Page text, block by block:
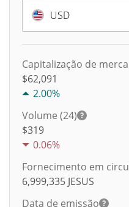
USD
Capitalização de
$62,091
2.00%
Volume (24)
$319
0.06%
Fornecimento em
6,999,335 JESUS
Data de emissão